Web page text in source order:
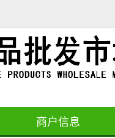
商户信息